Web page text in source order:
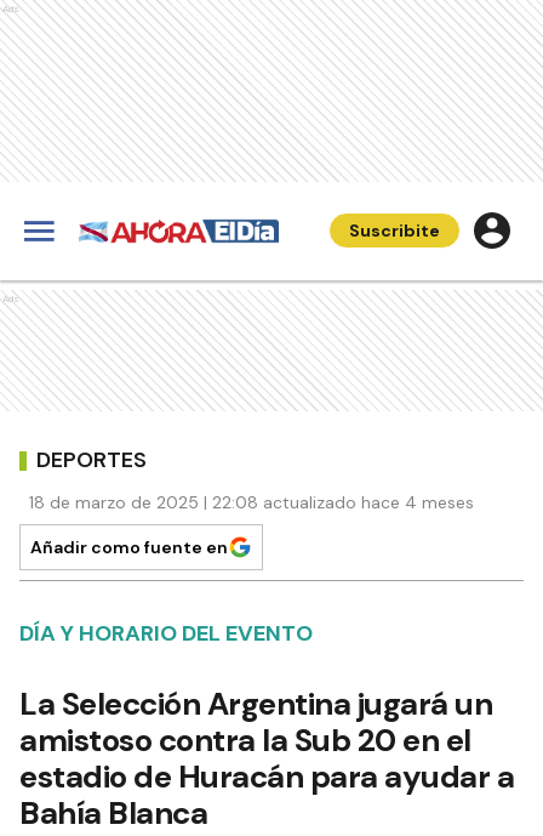
Ads
Suscribite
Ads
DEPORTES
18 de marzo de 2025 | 22:08 actualizado hace 4 meses
Añadir como fuente en
DÍA Y HORARIO DEL EVENTO
La Selección Argentina jugará un
amistoso contra la Sub 20 en el
estadio de Huracán para ayudar a
Bahía Blanca